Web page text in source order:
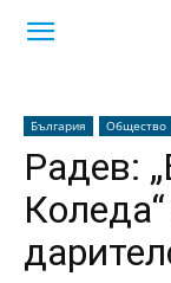
България Общество
Радев: